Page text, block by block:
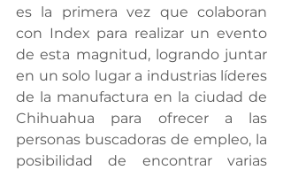
es la primera vez que colaboran
con Index para realizar un evento
de esta magnitud, logrando juntar
en un solo lugar a industrias líderes
de la manufactura en la ciudad de
Chihuahua para ofrecer a las
personas buscadoras de empleo, la
posibilidad de encontrar varias